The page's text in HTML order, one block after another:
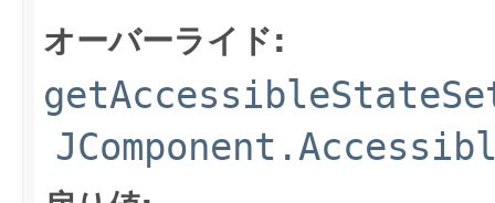
オーバーライド: